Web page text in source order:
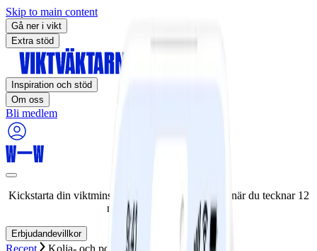
Skip to main content
Gå ner i vikt
Extra stöd
Inspiration och stöd
Om oss
Bli medlem
Kickstarta din viktminskningsresa nu! Spara 50% när du tecknar 12
månaders medlemskap.
Erbjudandevillkor
Recept Kolja- och potatispytt med tomat